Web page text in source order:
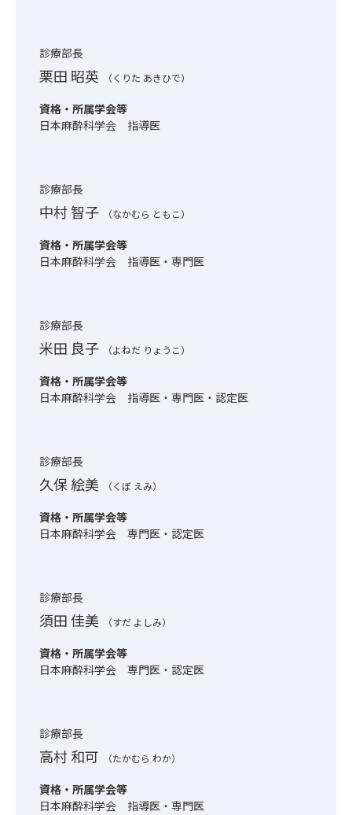
診療部長
栗田 昭英 （くりた あきひで）
資格・所属学会等
日本麻酔科学会 指導医
診療部長
中村 智子 （なかむら ともこ）
資格・所属学会等
日本麻酔科学会 指導医・専門医
診療部長
米田 良子 （よねだ りょうこ）
資格・所属学会等
日本麻酔科学会 指導医・専門医・認定医
診療部長
久保 絵美 （くぼ えみ）
資格・所属学会等
日本麻酔科学会 専門医・認定医
診療部長
須田 佳美 （すだ よしみ）
資格・所属学会等
日本麻酔科学会 専門医・認定医
診療部長
高村 和可 （たかむら わか）
資格・所属学会等
日本麻酔科学会 指導医・専門医